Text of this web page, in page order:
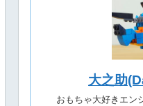
大之助
おもちゃ大好きエン